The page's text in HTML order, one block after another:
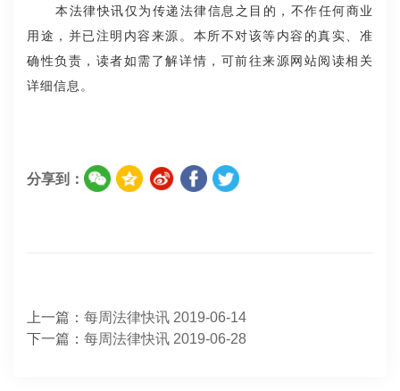
本法律快讯仅为传递法律信息之目的，不作任何商业
用途，并已注明内容来源。本所不对该等内容的真实、准
确性负责，读者如需了解详情，可前往来源网站阅读相关
详细信息。
分享到：
上一篇： 每周法律快讯 2019-06-14
下一篇： 每周法律快讯 2019-06-28